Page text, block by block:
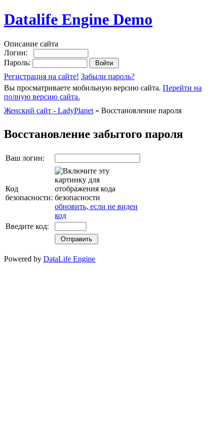
Datalife Engine Demo
Описание сайта
Логин:
Пароль:
Регистрация на сайте! Забыли пароль?
Вы просматриваете мобильную версию сайта. Перейти на
полную версию сайта.
Женский сайт - LadyPlanet » Восстановление пароля
Восстановление забытого пароля
Ваш логин:
Код
безопасности:
обновить, если не виден
код
Введите код:
Powered by DataLife Engine